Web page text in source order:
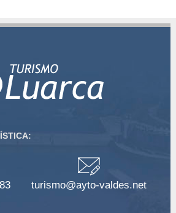
turismo@ayto-valdes.net